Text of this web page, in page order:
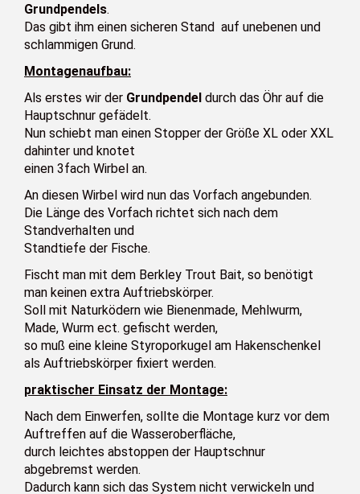
Grundpendels.
Das gibt ihm einen sicheren Stand auf unebenen und
schlammigen Grund.
Montagenaufbau:
Als erstes wir der Grundpendel durch das Öhr auf die
Hauptschnur gefädelt.
Nun schiebt man einen Stopper der Größe XL oder XXL
dahinter und knotet
einen 3fach Wirbel an.
An diesen Wirbel wird nun das Vorfach angebunden.
Die Länge des Vorfach richtet sich nach dem
Standverhalten und
Standtiefe der Fische.
Fischt man mit dem Berkley Trout Bait, so benötigt
man keinen extra Auftriebskörper.
Soll mit Naturködern wie Bienenmade, Mehlwurm,
Made, Wurm ect. gefischt werden,
so muß eine kleine Styroporkugel am Hakenschenkel
als Auftriebskörper fixiert werden.
praktischer Einsatz der Montage:
Nach dem Einwerfen, sollte die Montage kurz vor dem
Auftreffen auf die Wasseroberfläche,
durch leichtes abstoppen der Hauptschnur
abgebremst werden.
Dadurch kann sich das System nicht verwickeln und